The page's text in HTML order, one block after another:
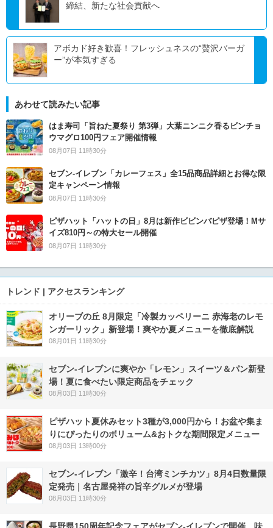
締結、新たな社会貢献へ
アボカド好き歓喜！フレッシュネスの“贅沢バーガ
ー”が本気すぎる
あわせて読みたい記事
はま寿司「旨ねた夏祭り 第3弾」大葉ニンニク香るビンチョ
ウマグロ100円フェア開催情報
08月07日 11時30分
セブン‐イレブン「カレーフェス」全15品商品詳細とお得な限
定キャンペーン情報
08月07日 11時30分
ピザハット「ハットの日」8月は新作ビビンバピザ登場！Mサ
イズ810円～の特大セール開催
08月07日 11時30分
トレンド | アクセスランキング
オリーブの丘 8月限定「冷製カッペリーニ 赤海老のレモ
ンガーリック」新登場！爽やか夏メニューを徹底解説
08月01日 11時30分
セブン‐イレブンに爽やか「レモン」スイーツ＆パン新登
場！夏に食べたい限定商品をチェック
08月03日 11時30分
ピザハット夏休みセット3種が3,000円から！お盆や集ま
りにぴったりのボリューム&おトクな期間限定メニュー
08月03日 13時00分
セブン-イレブン「激辛！台湾ミンチカツ」8月4日数量限
定発売｜名古屋発祥の旨辛グルメが登場
08月03日 11時30分